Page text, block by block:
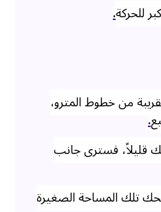
للحركة.
من خطوط المترو،
.
قليلاً، فسترى جانب
تلك المساحة الصغيرة